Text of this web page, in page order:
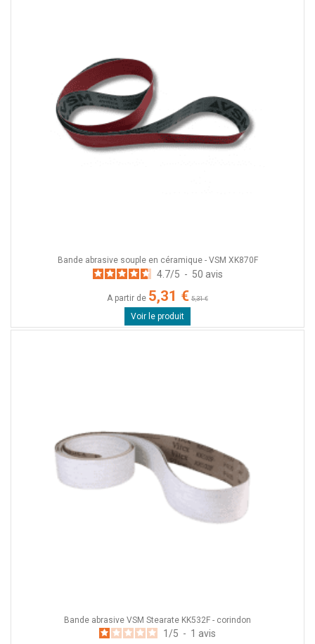
Bande abrasive souple en céramique - VSM XK870F
4.7/5 - 50 avis
A partir de 5,31 € 5,31 €
Voir le produit
Bande abrasive VSM Stearate KK532F - corindon
1 /5 - 1 avis